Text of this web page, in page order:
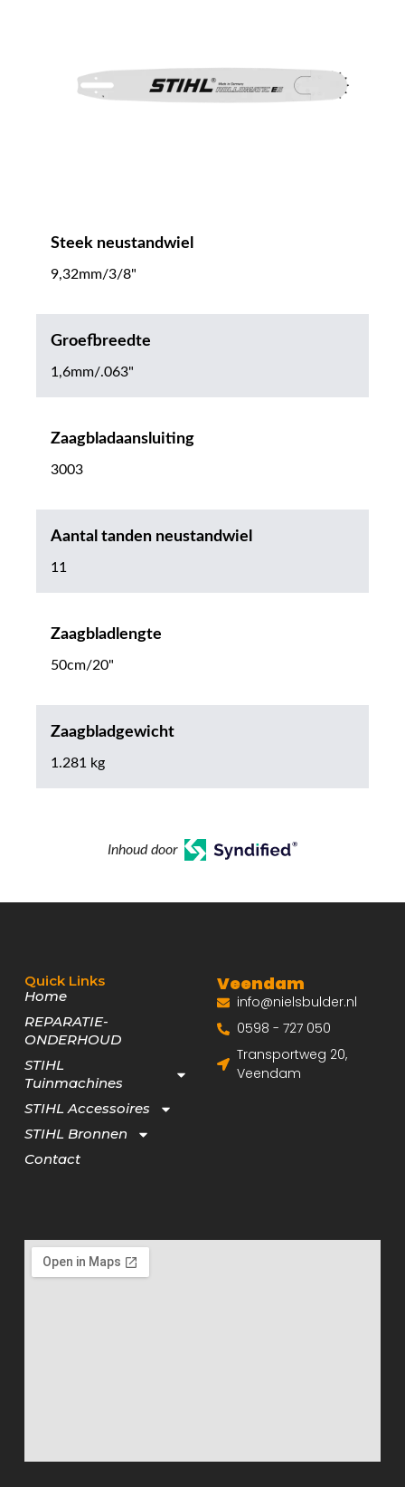
Steek neustandwiel
9,32mm/3/8"
Groefbreedte
1,6mm/.063"
Zaagbladaansluiting
3003
Aantal tanden neustandwiel
11
Zaagbladlengte
50cm/20"
Zaagbladgewicht
1.281 kg
Inhoud door
Quick Links
Home
REPARATIE-
ONDERHOUD
STIHL
Tuinmachines
STIHL Accessoires
STIHL Bronnen
Contact
Veendam
info@nielsbulder.nl
0598 - 727 050
Transportweg 20,
Veendam